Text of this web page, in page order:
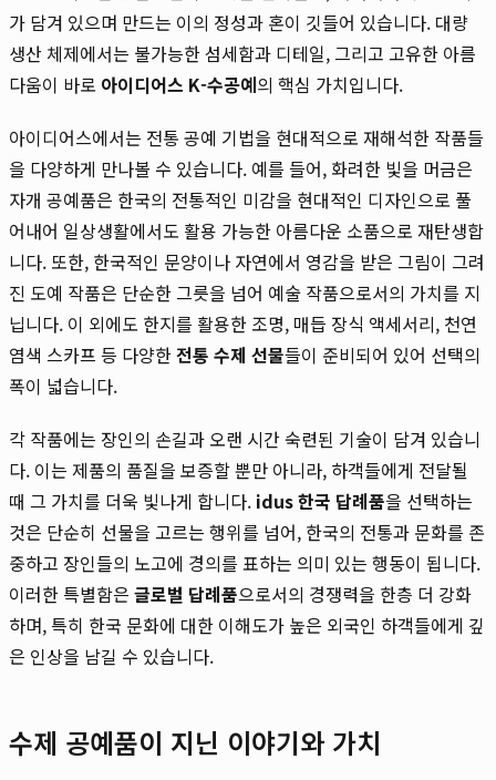
가 담겨 있으며 만드는 이의 정성과 혼이 깃들어 있습니다. 대량
생산 체제에서는 불가능한 섬세함과 디테일, 그리고 고유한 아름
다움이 바로 아이디어스 K-수공예의 핵심 가치입니다.
아이디어스에서는 전통 공예 기법을 현대적으로 재해석한 작품들
을 다양하게 만나볼 수 있습니다. 예를 들어, 화려한 빛을 머금은
자개 공예품은 한국의 전통적인 미감을 현대적인 디자인으로 풀
어내어 일상생활에서도 활용 가능한 아름다운 소품으로 재탄생합
니다. 또한, 한국적인 문양이나 자연에서 영감을 받은 그림이 그려
진 도예 작품은 단순한 그릇을 넘어 예술 작품으로서의 가치를 지
닙니다. 이 외에도 한지를 활용한 조명, 매듭 장식 액세서리, 천연
염색 스카프 등 다양한전통 수제 선물들이 준비되어 있어 선택의
폭이 넓습니다.
각 작품에는 장인의 손길과 오랜 시간 숙련된 기술이 담겨 있습니
다. 이는 제품의 품질을 보증할 뿐만 아니라, 하객들에게 전달될
때 그 가치를 더욱 빛나게 합니다. idus 한국 답례품을 선택하는
것은 단순히 선물을 고르는 행위를 넘어, 한국의 전통과 문화를 존
중하고 장인들의 노고에 경의를 표하는 의미 있는 행동이 됩니다.
이러한 특별함은 글로벌 답례품으로서의 경쟁력을 한층 더 강화
하며, 특히 한국 문화에 대한 이해도가 높은 외국인 하객들에게 깊
은 인상을 남길 수 있습니다.
수제 공예품이 지닌 이야기와 가치